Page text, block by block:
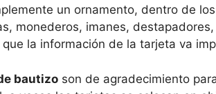
un ornamento, dentro de
monederos, imanes,
la información de la tarjeta va
bautizo son de agradecimiento